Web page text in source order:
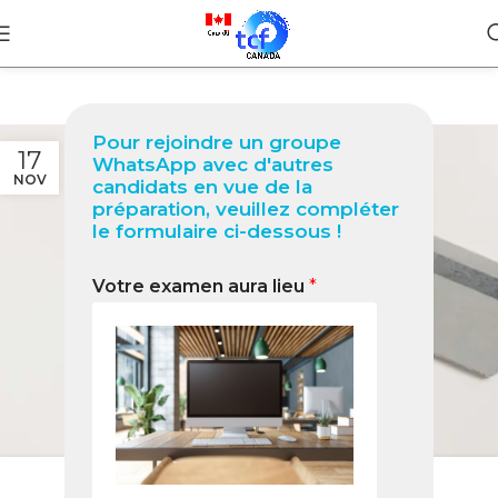
Pour rejoindre un groupe
WhatsApp avec d'autres
candidats en vue de la
préparation, veuillez compléter
le formulaire ci-dessous !
Votre examen aura lieu *
17
NOV
BLOG
Les aides financières pour les